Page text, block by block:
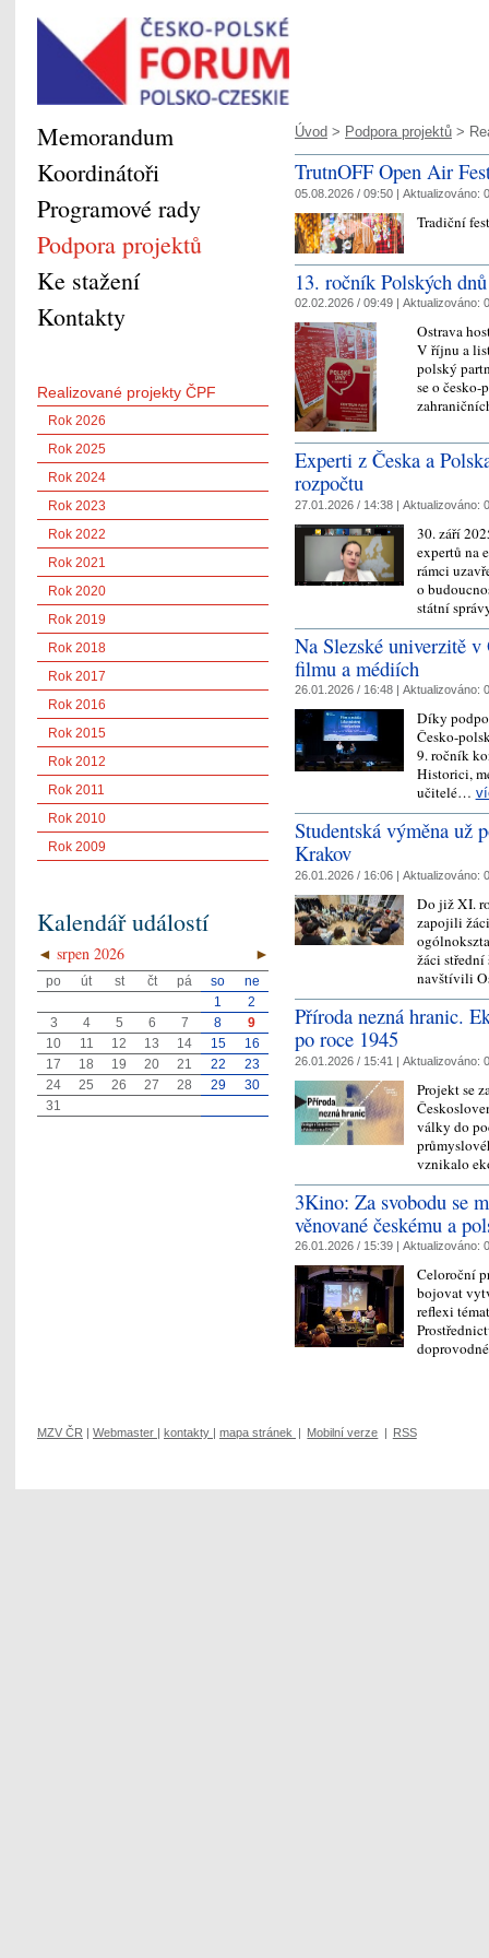
Úvod > Podpora projektů >
TrutnOFF Open Air
05.08.2026 / 09:50 | Aktualizováno:
Tradiční
13. ročník Polských
02.02.2026 / 09:49 | Aktualizováno:
Ostrava
V říjnu a
polský
se o
Experti z Česka a
rozpočtu
27.01.2026 / 14:38 | Aktualizováno:
30. září
expertů na
rámci
o
státní
Na Slezské univerzitě
filmu a médiích
26.01.2026 / 16:48 | Aktualizováno:
Díky
Česko-
9. ročník
Historici,
učitelé…
Studentská výměna už
Krakov
26.01.2026 / 16:06 | Aktualizováno:
Do již XI.
zapojili
žáci
navštívili
Příroda nezná hranic.
po roce 1945
26.01.2026 / 15:41 | Aktualizováno:
Projekt se
války do
vznikalo
3Kino: Za svobodu se
věnované českému a
26.01.2026 / 15:39 | Aktualizováno:
Celoroční
bojovat
reflexi
Memorandum
Koordinátoři
Programové rady
Podpora projektů
Ke stažení
Kontakty
Realizované projekty ČPF
Rok 2026
Rok 2025
Rok 2024
Rok 2023
Rok 2022
Rok 2021
Rok 2020
Rok 2019
Rok 2018
Rok 2017
Rok 2016
Rok 2015
Rok 2012
Rok 2011
Rok 2010
Rok 2009
Kalendář událostí
◄ ►
srpen 2026
po út st čt pá so
ne
1
2
3
4 5 6 7 8
9
10
11 12 13 14 15
16
17
18 19 20 21 22
23
24
25 26 27 28 29
30
31
MZV ČR | Webmaster | kontakty | mapa stránek | Mobilní verze | RSS